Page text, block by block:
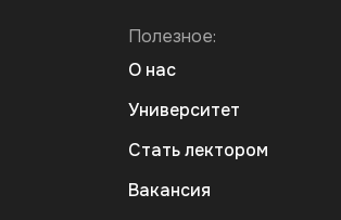
Полезное:
О нас
Университет
Стать лектором
Вакансия